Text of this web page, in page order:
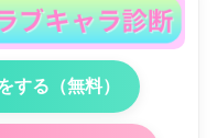
する（無料）